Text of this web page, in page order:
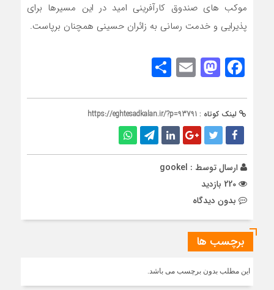
موکب های صندوق کارآفرینی امید در این مسیرها برای
پذیرایی و خدمت رسانی به زائران حسینی همچنان برپاست.
Facebook
Mastodon
Email
لینک کوتاه : https://eghtesadkalan.ir/?p=93791
ارسال توسط : gookel
بدون دیدگاه
برچسب ها
این مطلب بدون برچسب می باشد.